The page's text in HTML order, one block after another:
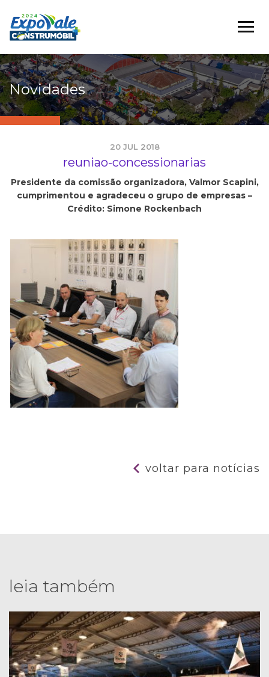
Novidades
20 JUL 2018
reuniao-concessionarias
Presidente da comissão organizadora, Valmor Scapini,
cumprimentou e agradeceu o grupo de empresas –
Crédito: Simone Rockenbach
voltar para notícias
leia também